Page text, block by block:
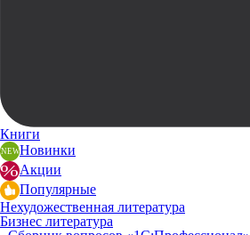
Книги
Новинки
Акции
Популярные
Нехудожественная литература
Бизнес литература